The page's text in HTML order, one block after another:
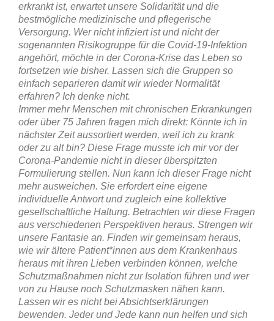
erkrankt ist, erwartet unsere Solidarität und die
bestmögliche medizinische und pflegerische
Versorgung. Wer nicht infiziert ist und nicht der
sogenannten Risikogruppe für die Covid-19-Infektion
angehört, möchte in der Corona-Krise das Leben so
fortsetzen wie bisher. Lassen sich die Gruppen so
einfach separieren damit wir wieder Normalität
erfahren? Ich denke nicht.
Immer mehr Menschen mit chronischen Erkrankungen
oder über 75 Jahren fragen mich direkt: Könnte ich in
nächster Zeit aussortiert werden, weil ich zu krank
oder zu alt bin? Diese Frage musste ich mir vor der
Corona-Pandemie nicht in dieser überspitzten
Formulierung stellen. Nun kann ich dieser Frage nicht
mehr ausweichen. Sie erfordert eine eigene
individuelle Antwort und zugleich eine kollektive
gesellschaftliche Haltung. Betrachten wir diese Fragen
aus verschiedenen Perspektiven heraus. Strengen wir
unsere Fantasie an. Finden wir gemeinsam heraus,
wie wir ältere Patient*innen aus dem Krankenhaus
heraus mit ihren Lieben verbinden können, welche
Schutzmaßnahmen nicht zur Isolation führen und wer
von zu Hause noch Schutzmasken nähen kann.
Lassen wir es nicht bei Absichtserklärungen
bewenden. Jeder und Jede kann nun helfen und sich